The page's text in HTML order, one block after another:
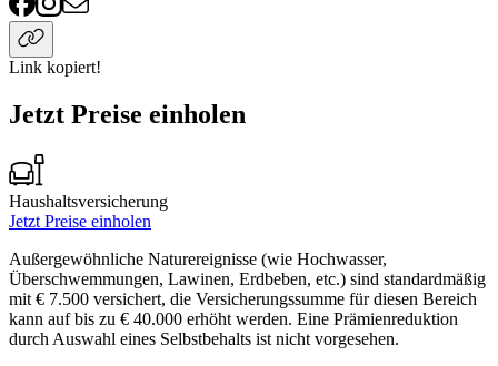
Link kopiert!
Jetzt Preise einholen
Haushaltsversicherung
Jetzt Preise einholen
Außergewöhnliche Naturereignisse (wie Hochwasser,
Überschwemmungen, Lawinen, Erdbeben, etc.) sind standardmäßig
mit € 7.500 versichert, die Versicherungssumme für diesen Bereich
kann auf bis zu € 40.000 erhöht werden. Eine Prämienreduktion
durch Auswahl eines Selbstbehalts ist nicht vorgesehen.